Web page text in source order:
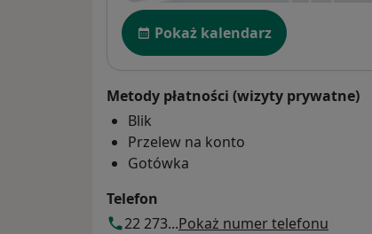
Dostępność
Pokaż kalendarz
Metody płatności (wizyty prywatne)
Blik
Przelew na konto
Gotówka
Telefon
22 273...Pokaż numer telefonu